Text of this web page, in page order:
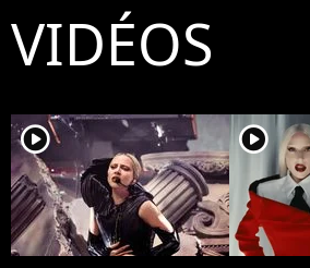
VIDÉOS
player2 player2